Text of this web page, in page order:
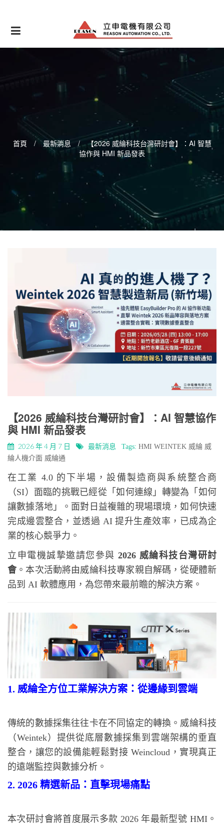
content
首頁 / 最新消息 /
【2026 威綸科技台灣研討會】：AI 智慧
協作與 HMI 新品發表
【2026 威綸科技台灣研討會】：AI 智慧協作
與 HMI 新品發表
2026 年 4 月 7 日 最新消息 Tags: HMI WEINTEK 威綸 威
綸人機介面 威綸通
在工業 4.0 的下半場，設備製造商與系統整合商
（SI）面臨的挑戰已經從「如何連線」轉變為「如何
讓數據落地」。面對日益複雜的現場環境，如何快速
完成邊雲整合，並透過 AI 提升生產效率，已成為企
業的核心競爭力。
立申電機誠摯邀請您參與 2026 威綸科技台灣研討
會。本次活動將由威綸科技專家親自解碼，從硬體新
品到 AI 軟體應用，為您帶來最前瞻的解決方案。
1. 威綸全方位工業解決方案：從邊緣到雲端
傳統的數據採集往往卡在不同協定的轉換。威綸科技
（Weintek）提供從底層數據採集到雲端架構的垂直
整合，讓您的設備能輕鬆對接 Weincloud，實現真正
的遠端監控與數據分析。
2. 2026 精選新品：直擊現場痛點
本次研討會將首度展示多款 2026 年最新型號 HMI。